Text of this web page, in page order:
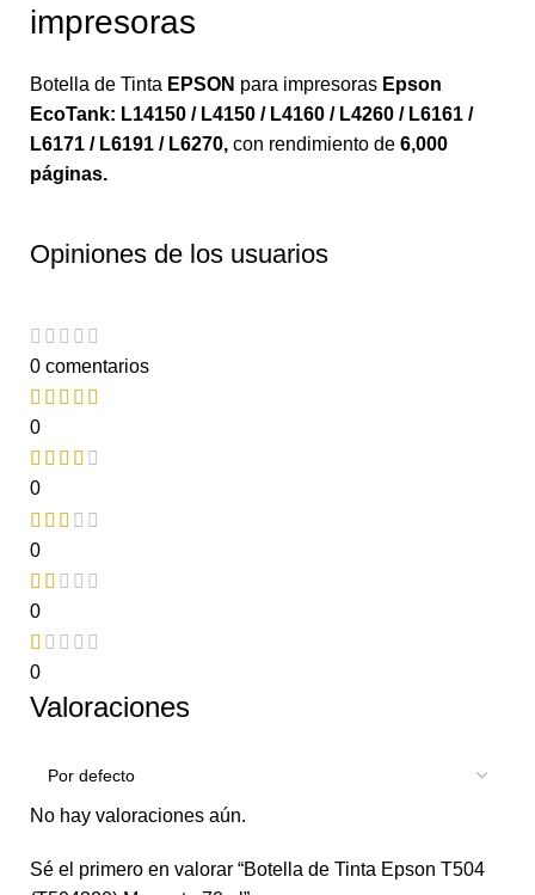
impresoras
Botella de Tinta EPSON para impresoras Epson
EcoTank: L14150 / L4150 / L4160 / L4260 / L6161 /
L6171 / L6191 / L6270, con rendimiento de 6,000
páginas.
Opiniones de los usuarios
0 comentarios
0
0
0
0
0
Valoraciones
No hay valoraciones aún.
Sé el primero en valorar “Botella de Tinta Epson T504